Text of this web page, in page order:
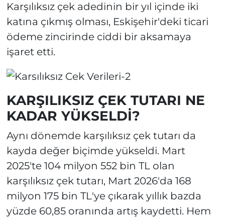
Karşılıksız çek adedinin bir yıl içinde iki
katına çıkmış olması, Eskişehir'deki ticari
ödeme zincirinde ciddi bir aksamaya
işaret etti.
KARŞILIKSIZ ÇEK TUTARI NE
KADAR YÜKSELDİ?
Aynı dönemde karşılıksız çek tutarı da
kayda değer biçimde yükseldi. Mart
2025'te 104 milyon 552 bin TL olan
karşılıksız çek tutarı, Mart 2026'da 168
milyon 175 bin TL'ye çıkarak yıllık bazda
yüzde 60,85 oranında artış kaydetti. Hem